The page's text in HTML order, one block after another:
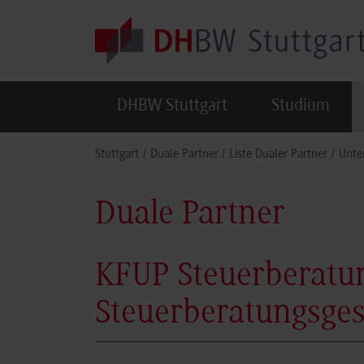
DHBW Stuttgart Studium
Stuttgart Duale Partner Liste Dualer Partner
Duale Partner
KFUP